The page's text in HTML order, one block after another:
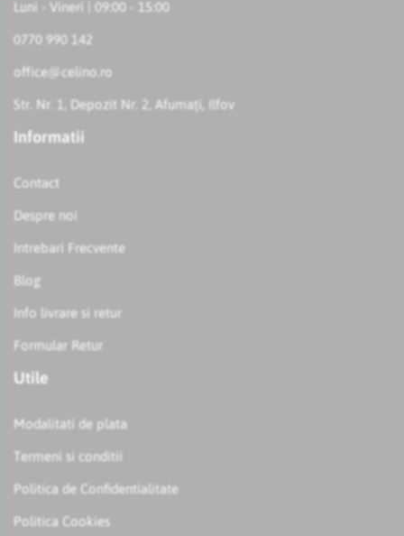
Luni - Vineri | 09:00 - 15:00
0770 990 142
office@celino.ro
Str. Nr. 1, Depozit Nr. 2, Afumați, Ilfov
Informatii
Contact
Despre noi
Intrebari Frecvente
Blog
Info livrare si retur
Formular Retur
Utile
Modalitati de plata
Termeni si conditii
Politica de Confidentialitate
Politica Cookies